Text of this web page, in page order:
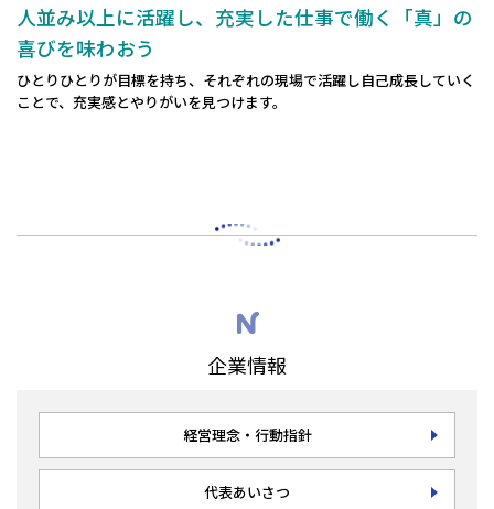
人並み以上に活躍し、充実した仕事で働く「真」の
喜びを味わおう
ひとりひとりが目標を持ち、それぞれの現場で活躍し自己成長していく
ことで、充実感とやりがいを見つけます。
企業情報
経営理念・行動指針
代表あいさつ